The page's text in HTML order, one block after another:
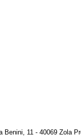
11 - 40069 Zola